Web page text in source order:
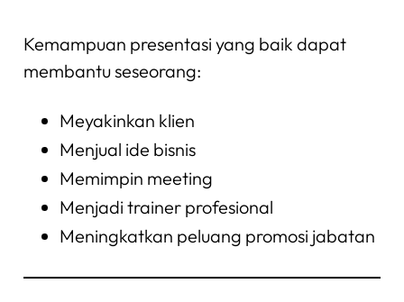
Kemampuan presentasi yang baik dapat
membantu seseorang:
Meyakinkan klien
Menjual ide bisnis
Memimpin meeting
Menjadi trainer profesional
Meningkatkan peluang promosi jabatan